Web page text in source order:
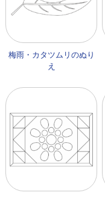
梅雨・カタツムリのぬり
え